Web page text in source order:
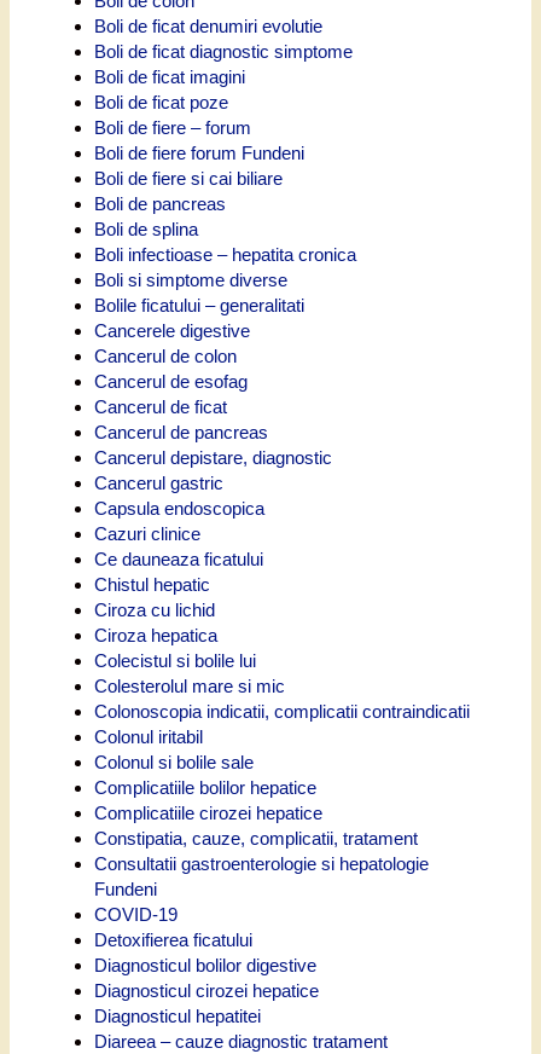
Boli de ficat denumiri evolutie
Boli de ficat diagnostic simptome
Boli de ficat imagini
Boli de ficat poze
Boli de fiere – forum
Boli de fiere forum Fundeni
Boli de fiere si cai biliare
Boli de pancreas
Boli de splina
Boli infectioase – hepatita cronica
Boli si simptome diverse
Bolile ficatului – generalitati
Cancerele digestive
Cancerul de colon
Cancerul de esofag
Cancerul de ficat
Cancerul de pancreas
Cancerul depistare, diagnostic
Cancerul gastric
Capsula endoscopica
Cazuri clinice
Ce dauneaza ficatului
Chistul hepatic
Ciroza cu lichid
Ciroza hepatica
Colecistul si bolile lui
Colesterolul mare si mic
Colonoscopia indicatii, complicatii contraindicatii
Colonul iritabil
Colonul si bolile sale
Complicatiile bolilor hepatice
Complicatiile cirozei hepatice
Constipatia, cauze, complicatii, tratament
Consultatii gastroenterologie si hepatologie
Fundeni
COVID-19
Detoxifierea ficatului
Diagnosticul bolilor digestive
Diagnosticul cirozei hepatice
Diagnosticul hepatitei
Diareea – cauze diagnostic tratament